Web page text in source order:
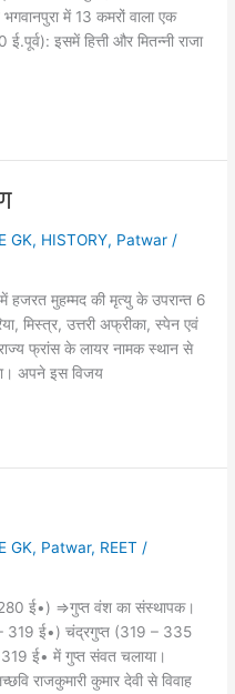
में 13 कमरों वाला एक
इसमें हित्ती और मितन्नी राजा
GK, HISTORY, Patwar /
मुहम्मद की मृत्यु के उपरान्त 6
मिस्त्र, उत्तरी अफ्रीका, स्पेन एवं
फ्रांस के लायर नामक स्थान से
अपने इस विजय
GK, Patwar, REET /
ई•) ⇒गुप्त वंश का संस्थापक।
319 ई•) चंद्रगुप्त (319 – 335
ई• में गुप्त संवत चलाया।
राजकुमारी कुमार देवी से विवाह